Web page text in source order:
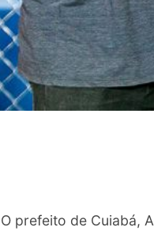
O prefeito de Cuiabá,